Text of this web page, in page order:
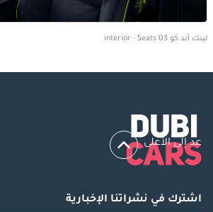
لينك أند كو 03 interior - Seats
عد إلى الأعلى
اشترك في نشراتنا الإخبارية